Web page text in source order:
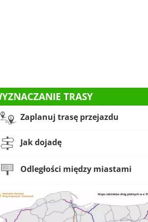
TRASY
Zaplanuj trasę przejazdu
Jak dojadę
Odległości między miastami